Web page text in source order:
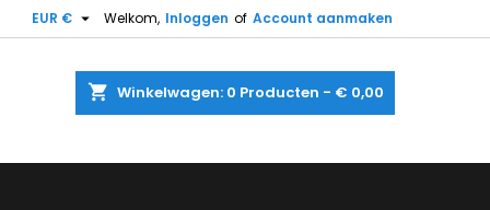
Welkom, Inloggen of Account aanmaken
EUR € 
shopping_cart Winkelwagen: 0 Producten - € 0,00